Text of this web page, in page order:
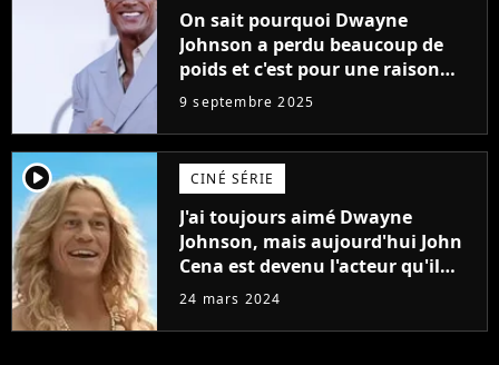
On sait pourquoi Dwayne
Johnson a perdu beaucoup de
poids et c'est pour une raison
importante
9 septembre 2025
player2 CINÉ SÉRIE
J'ai toujours aimé Dwayne
Johnson, mais aujourd'hui John
Cena est devenu l'acteur qu'il
rêvait d'être (et Ricky Stanicky le
24 mars 2024